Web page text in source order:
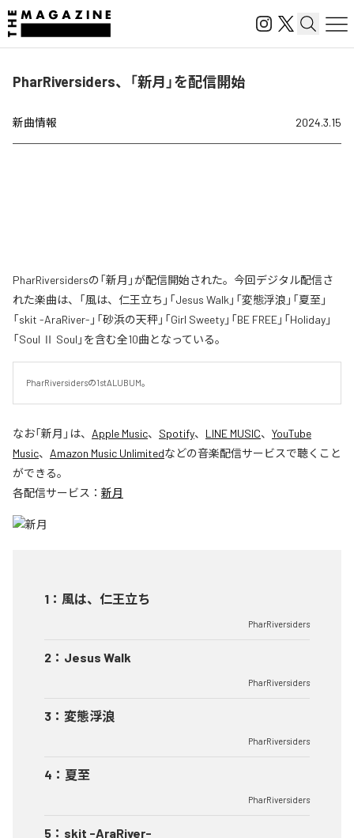
PharRiversiders、「新月」を配信開始
新曲情報 2024.3.15
PharRiversidersの「新月」が配信開始された。今回デジタル配信さ
れた楽曲は、「風は、仁王立ち」「Jesus Walk」「変態浮浪」「夏至」
「skit -AraRiver-」「砂浜の天秤」「Girl Sweety」「BE FREE」「Holiday」
「Soul Ⅱ Soul」を含む全10曲となっている。
PharRiversidersの1stALUBUM。
なお「新月 」は、 Apple Music、 Spotify、 LINE MUSIC、 YouTube
Music、 Amazon Music Unlimitedなどの音楽配信サービスで聴くこと
ができる。
各配信サービス： 新月
1 ： 風は、仁王立ち
PharRiversiders
2 ： Jesus Walk
PharRiversiders
3 ： 変態浮浪
PharRiversiders
4 ： 夏至
PharRiversiders
5 ： skit -AraRiver-